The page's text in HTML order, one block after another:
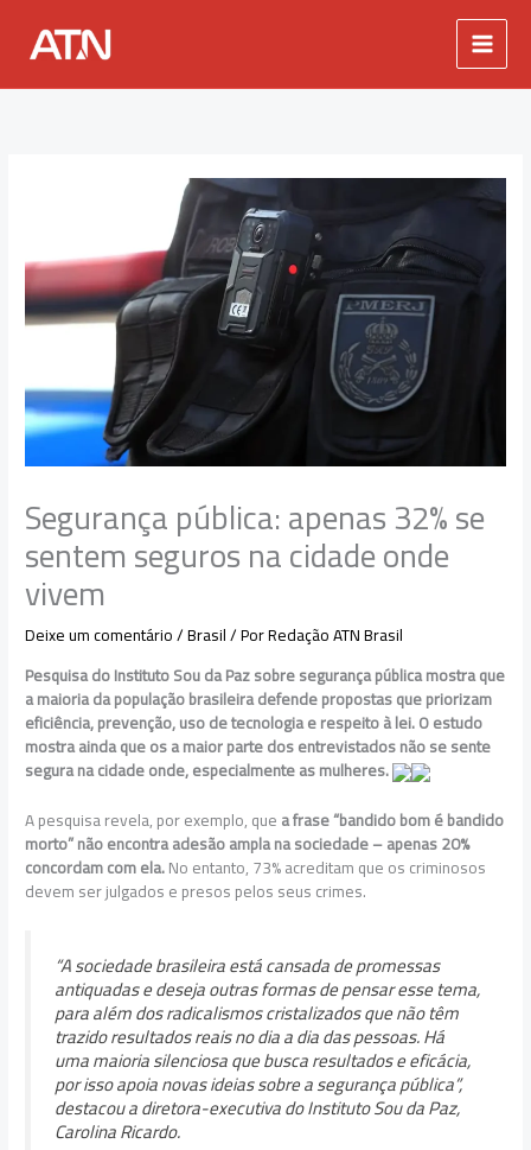
conteúdo
Segurança pública: apenas 32% se
sentem seguros na cidade onde
vivem
Deixe um comentário/Brasil/ PorRedação ATN Brasil
Pesquisa do Instituto Sou da Paz sobre segurança pública mostra que
a maioria da população brasileira defende propostas que priorizam
eficiência, prevenção, uso de tecnologia e respeito à lei. O estudo
mostra ainda que os a maior parte dos entrevistados não se sente
segura na cidade onde, especialmente as mulheres.
A pesquisa revela, por exemplo, quea frase “bandido bom é bandido
morto” não encontra adesão ampla na sociedade – apenas 20%
concordam com ela.No entanto, 73% acreditam que os criminosos
devem ser julgados e presos pelos seus crimes.
“A sociedade brasileira está cansada de promessas
antiquadas e deseja outras formas de pensar esse tema,
para além dos radicalismos cristalizados que não têm
trazido resultados reais no dia a dia das pessoas. Há
uma maioria silenciosa que busca resultados e eficácia,
por isso apoia novas ideias sobre a segurança pública”,
destacou a diretora-executiva do Instituto Sou da Paz,
Carolina Ricardo.